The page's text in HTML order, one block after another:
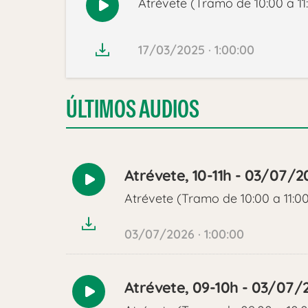
Reproducir
Atrévete (Tramo de 10:00 a
17/03/2025 · 1:00:00
ÚLTIMOS AUDIOS
Reproducir
Atrévete, 10-11h - 03/07/
Atrévete (Tramo de 10:00 a
03/07/2026 · 1:00:00
Reproducir
Atrévete, 09-10h - 03/07/